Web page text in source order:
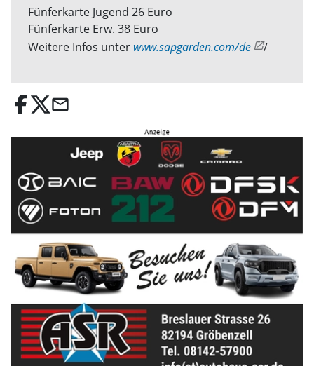
Fünferkarte Jugend 26 Euro
Fünferkarte Erw. 38 Euro
Weitere Infos unter www.sapgarden.com/de /
email